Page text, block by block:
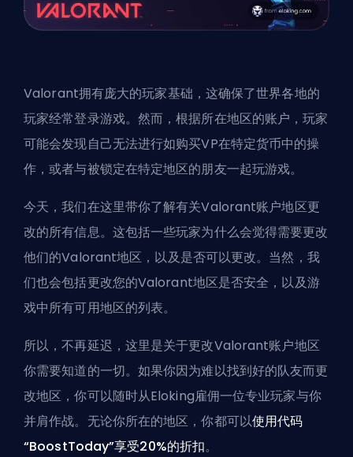
Valorant拥有庞大的玩家基础，这确保了世界各地的
玩家经常登录游戏。然而，根据所在地区的账户，玩家
可能会发现自己无法进行如购买VP在特定货币中的操
作，或者与被锁定在特定地区的朋友一起玩游戏。
今天，我们在这里带你了解有关Valorant账户地区更
改的所有信息。这包括一些玩家为什么会觉得需要更改
他们的Valorant地区，以及是否可以更改。当然，我
们也会包括更改您的Valorant地区是否安全，以及游
戏中所有可用地区的列表。
所以，不再延迟，这里是关于更改Valorant账户地区
你需要知道的一切。如果你因为难以找到好的队友而更
改地区，你可以随时从Eloking雇佣一位专业玩家与你
并肩作战。无论你所在的地区，你都可以使用代码
“BoostToday”享受20%的折扣。